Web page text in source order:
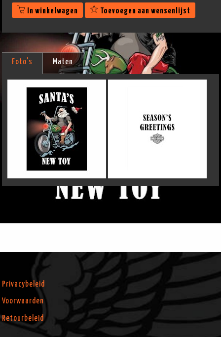
In winkelwagen Toevoegen aan wensenlijst
Foto's Maten
Privacybeleid
Voorwaarden
Retourbeleid